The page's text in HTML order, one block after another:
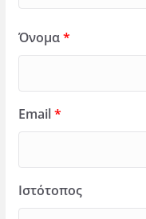
Όνομα*
Email*
Ιστότοπος